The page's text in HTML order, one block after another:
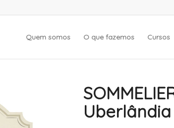
Quem somos O que fazemos Cursos